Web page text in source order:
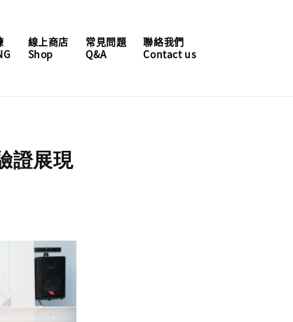
線上商店
Shop
常見問題
Q&A
聯絡我們
Contact us
證展現